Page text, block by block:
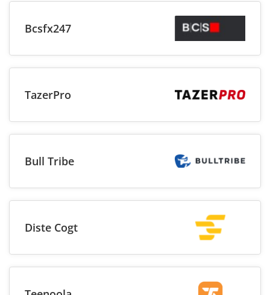
Bcsfx247
TazerPro
Bull Tribe
Diste Cogt